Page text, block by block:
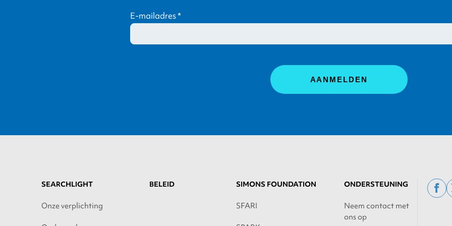
E-mailadres*
SEARCHLIGHT
Onze verplichting
BELEID SIMONS FOUNDATION
SFARI
ONDERSTEUNING
Neem contact met
ons op